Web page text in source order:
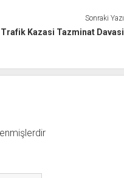
Sonraki Yazı
Trafik Kazasi Tazminat Davasi